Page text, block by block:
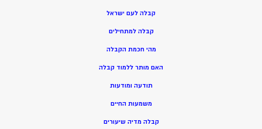
קבלה לעם ישראל
קבלה למתחילים
מהי חכמת הקבלה
האם מותר ללמוד קבלה
תודעה ומודעות
משמעות החיים
קבלה מדיה שיעורים